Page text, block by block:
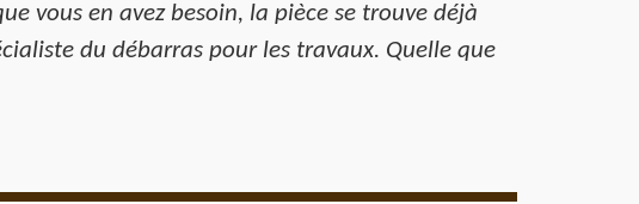
vous en avez besoin, la pièce se trouve déjà
du débarras pour les travaux. Quelle que